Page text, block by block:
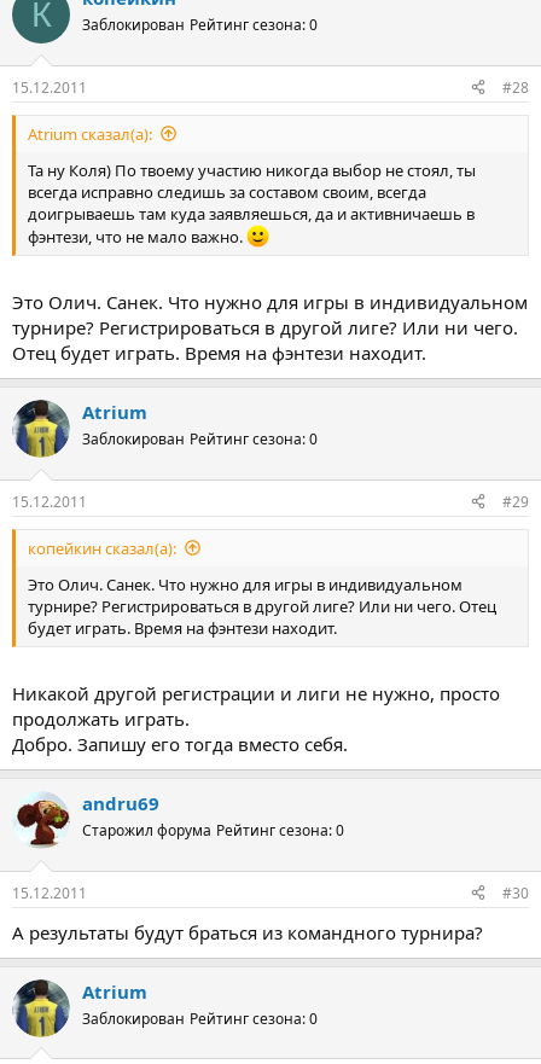
К Заблокирован Рейтинг сезона: 0
15.12.2011 #28
Atrium сказал(а):
Та ну Коля) По твоему участию никогда выбор не стоял, ты
всегда исправно следишь за составом своим, всегда
доигрываешь там куда заявляешься, да и активничаешь в
фэнтези, что не мало важно.
Это Олич. Санек. Что нужно для игры в индивидуальном
турнире? Регистрироваться в другой лиге? Или ни чего.
Отец будет играть. Время на фэнтези находит.
Atrium
Заблокирован Рейтинг сезона: 0
15.12.2011 #29
копейкин сказал(а):
Это Олич. Санек. Что нужно для игры в индивидуальном
турнире? Регистрироваться в другой лиге? Или ни чего. Отец
будет играть. Время на фэнтези находит.
Никакой другой регистрации и лиги не нужно, просто
продолжать играть.
Добро. Запишу его тогда вместо себя.
andru69
Старожил форума Рейтинг сезона: 0
15.12.2011 #30
А результаты будут браться из командного турнира?
Atrium
Заблокирован Рейтинг сезона: 0